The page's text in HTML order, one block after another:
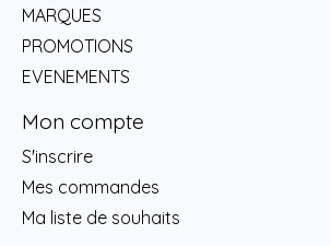
MARQUES
PROMOTIONS
EVENEMENTS
Mon compte
S'inscrire
Mes commandes
Ma liste de souhaits